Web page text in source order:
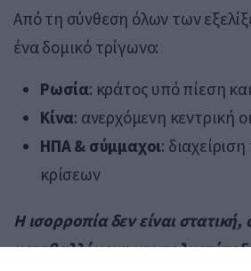
Από τη σύνθεση όλων των
ένα δομικό τρίγωνο:
Ρωσία: κράτος υπό πίεση
Κίνα: ανερχόμενη κεντρική
ΗΠΑ & σύμμαχοι:
κρίσεων
Η ισορροπία δεν είναι
μεταβαλλόμενη και